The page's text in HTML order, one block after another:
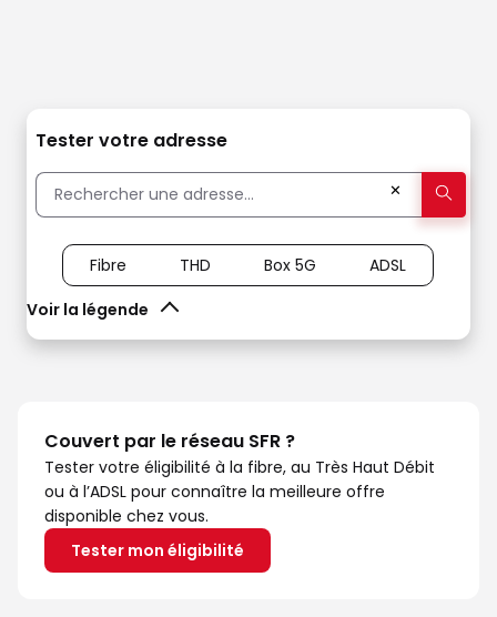
Tester votre adresse
✕
Voir la légende
Fibre THD Box 5G ADSL
Couvert par le réseau SFR ?
Tester votre éligibilité à la fibre, au Très Haut Débit
ou à l’ADSL pour connaître la meilleure offre
disponible chez vous.
Tester mon éligibilité